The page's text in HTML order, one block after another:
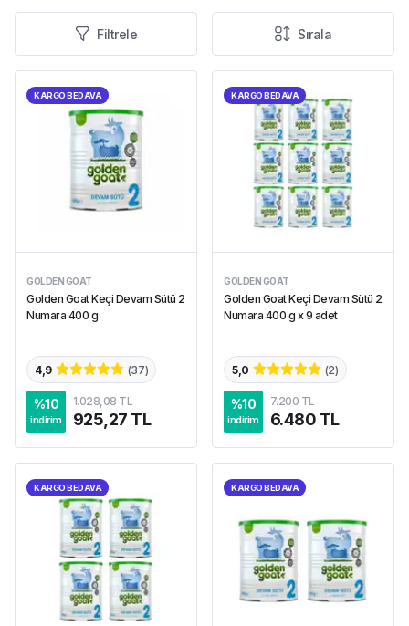
Filtrele Sırala
KARGO BEDAVA
GOLDEN GOAT
Golden Goat Keçi Devam Sütü 2
Numara 400 g
4,9 (37)
%10
indirim
1.028,08 TL
925,27 TL
KARGO BEDAVA
GOLDEN GOAT
Golden Goat Keçi Devam Sütü 2
Numara 400 g x 9 adet
5,0 (2)
%10
indirim
7.200 TL
6.480 TL
KARGO BEDAVA KARGO BEDAVA